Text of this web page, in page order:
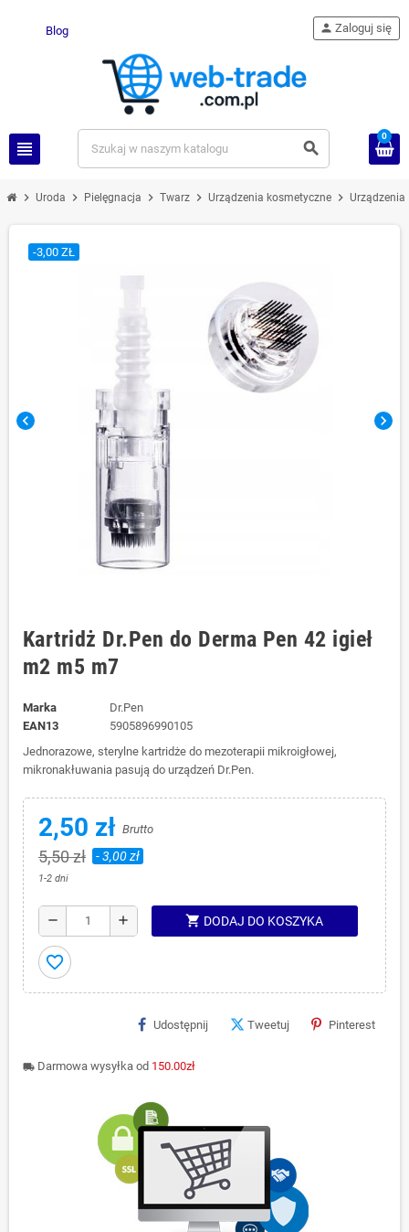
Blog
view_headline search
person Zaloguj się
0
chevron_right Uroda chevron_right Pielęgnacja chevron_right Twarz chevron_right Urządzenia kosmetyczne chevron_right Urządzenia
chevron_left chevron_right
-3,00 ZŁ
Kartridż Dr.Pen do Derma Pen 42 igieł
m2 m5 m7
Marka
Dr.Pen
EAN13
5905896990105
Jednorazowe, sterylne kartridże do mezoterapii mikroigłowej,
mikronakłuwania pasują do urządzeń Dr.Pen.
2,50 zł Brutto
5,50 zł - 3,00 zł
1-2 dni
remove add shopping_cart DODAJ DO KOSZYKA
favorite_border
Udostępnij Tweetuj Pinterest
local_shipping Darmowa wysyłka od 150.00zł